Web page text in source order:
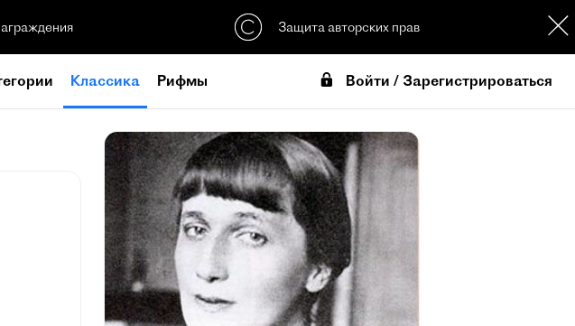
Защита авторских прав
Классика Рифмы Войти / Зарегистрироваться